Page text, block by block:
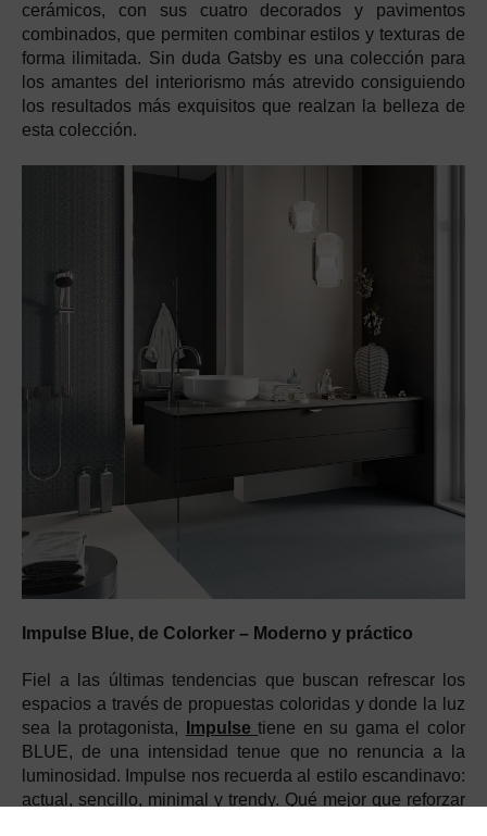
cerámicos, con sus cuatro decorados y pavimentos
combinados, que permiten combinar estilos y texturas de
forma ilimitada. Sin duda Gatsby es una colección para
los amantes del interiorismo más atrevido consiguiendo
los resultados más exquisitos que realzan la belleza de
esta colección.
Impulse Blue, de Colorker – Moderno y práctico
Fiel a las últimas tendencias que buscan refrescar los
espacios a través de propuestas coloridas y donde la luz
sea la protagonista,
Impulsetiene en su gama el color
BLUE, de una intensidad tenue que no renuncia a la
luminosidad. Impulse nos recuerda al estilo escandinavo:
actual, sencillo, minimal y trendy. Qué mejor que reforzar